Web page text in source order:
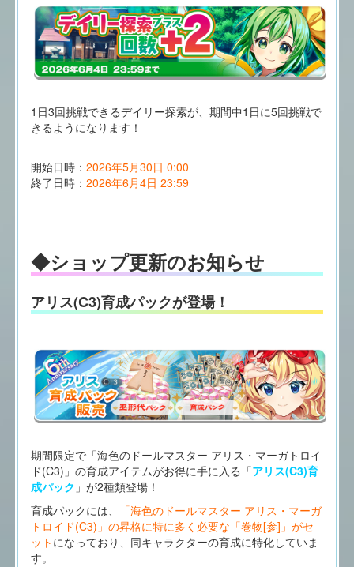
1日3回挑戦できるデイリー探索が、期間中1日に5回挑戦で
きるようになります！
開始日時： 2026年5月30日 0:00
終了日時： 2026年6月4日 23:59
◆ショップ更新のお知らせ
アリス(C3)育成パックが登場！
期間限定で「海色のドールマスター アリス・マーガトロイ
ド(C3)」の育成アイテムがお得に手に入る「アリス(C3)育
成パック 」が2種類登場！
育成パックには、
「海色のドールマスター アリス・マーガ
トロイド(C3)」の昇格に特に多く必要な「巻物[参]」がセ
ット になっており、同キャラクターの育成に特化していま
す。